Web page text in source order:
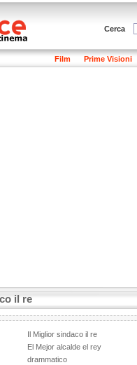
Cerca
Film Prime Visioni
il re
Il Miglior sindaco il re
El Mejor alcalde el rey
drammatico